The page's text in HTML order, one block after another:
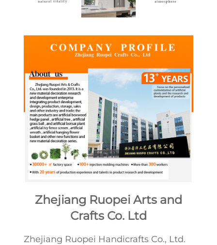
Zhejiang Ruopei Arts and
Crafts Co. Ltd
Zhejiang Ruopei Handicrafts Co., Ltd.